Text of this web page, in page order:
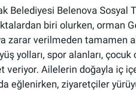
Belediyesi Belenova Sosyal
biri olurken, orman
zarar verilmeden tamamen
yolları, spor alanları,
veriyor. Ailelerin doğayla iç
eğlenirken, ziyaretçiler